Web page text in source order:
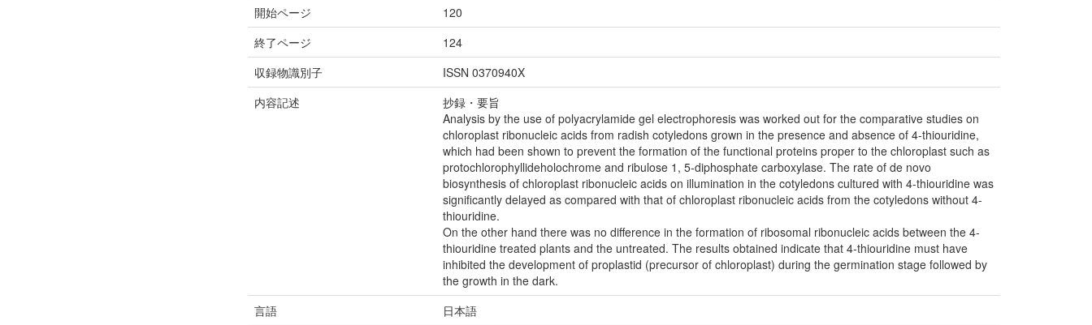
開始ページ
120
終了ページ
124
収録物識別子
ISSN 0370940X
内容記述
抄録・要旨
Analysis by the use of polyacrylamide gel electrophoresis was worked out for the comparative studies on
chloroplast ribonucleic acids from radish cotyledons grown in the presence and absence of 4-thiouridine,
which had been shown to prevent the formation of the functional proteins proper to the chloroplast such as
protochlorophyllideholochrome and ribulose 1, 5-diphosphate carboxylase. The rate of de novo
biosynthesis of chloroplast ribonucleic acids on illumination in the cotyledons cultured with 4-thiouridine was
significantly delayed as compared with that of chloroplast ribonucleic acids from the cotyledons without 4-
thiouridine.
On the other hand there was no difference in the formation of ribosomal ribonucleic acids between the 4-
thiouridine treated plants and the untreated. The results obtained indicate that 4-thiouridine must have
inhibited the development of proplastid (precursor of chloroplast) during the germination stage followed by
the growth in the dark.
言語
日本語